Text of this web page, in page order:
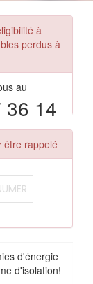
à
perdus à
au
36 14
être rappelé
d'énergie
d'isolation!